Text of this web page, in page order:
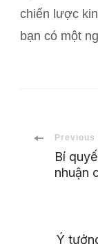
chiến lược
bạn có một
Post
Previous
Bí
nhuận
Ý